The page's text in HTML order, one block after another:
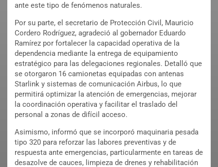
ante este tipo de fenómenos naturales.
Por su parte, el secretario de Protección Civil, Mauricio
Cordero Rodríguez, agradeció al gobernador Eduardo
Ramírez por fortalecer la capacidad operativa de la
dependencia mediante la entrega de equipamiento
estratégico para las delegaciones regionales. Detalló que
se otorgaron 16 camionetas equipadas con antenas
Starlink y sistemas de comunicación Airbus, lo que
permitirá optimizar la atención de emergencias, mejorar
la coordinación operativa y facilitar el traslado del
personal a zonas de difícil acceso.
Asimismo, informó que se incorporó maquinaria pesada
tipo 320 para reforzar las labores preventivas y de
respuesta ante emergencias, particularmente en tareas de
desazolve de cauces, limpieza de drenes y rehabilitación